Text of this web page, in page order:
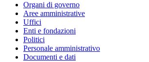
Organi di governo
Aree amministrative
Uffici
Enti e fondazioni
Politici
Personale amministrativo
Documenti e dati